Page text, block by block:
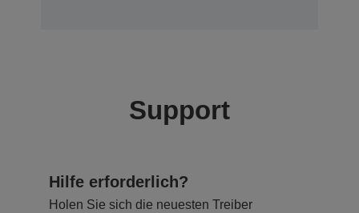
Support
Hilfe erforderlich?
Holen Sie sich die neuesten Treiber